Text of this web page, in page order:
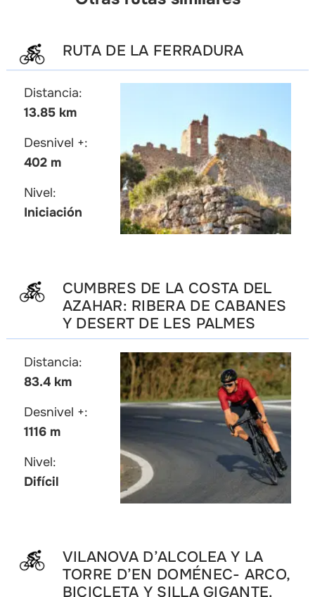
RUTA DE LA FERRADURA
Distancia:
13.85 km
Desnivel +:
402 m
Nivel:
Iniciación
CUMBRES DE LA COSTA DEL
AZAHAR: RIBERA DE CABANES
Y DESERT DE LES PALMES
Distancia:
83.4 km
Desnivel +:
1116 m
Nivel:
Difícil
VILANOVA D’ALCOLEA Y LA
TORRE D’EN DOMÉNEC- ARCO,
BICICLETA Y SILLA GIGANTE.